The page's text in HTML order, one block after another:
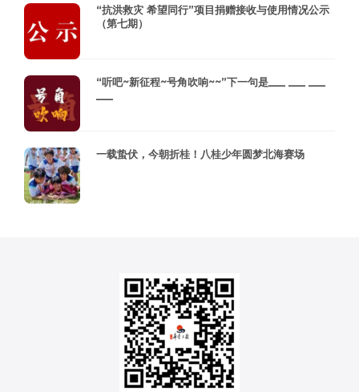
“抗洪救灾 希望同行”项目捐赠接收与使用情况公示
（第七期）
“听吧~新征程~号角吹响~~”下一句是___ ___ ___
一载蛰伏，今朝折桂！八桂少年圆梦北海赛场